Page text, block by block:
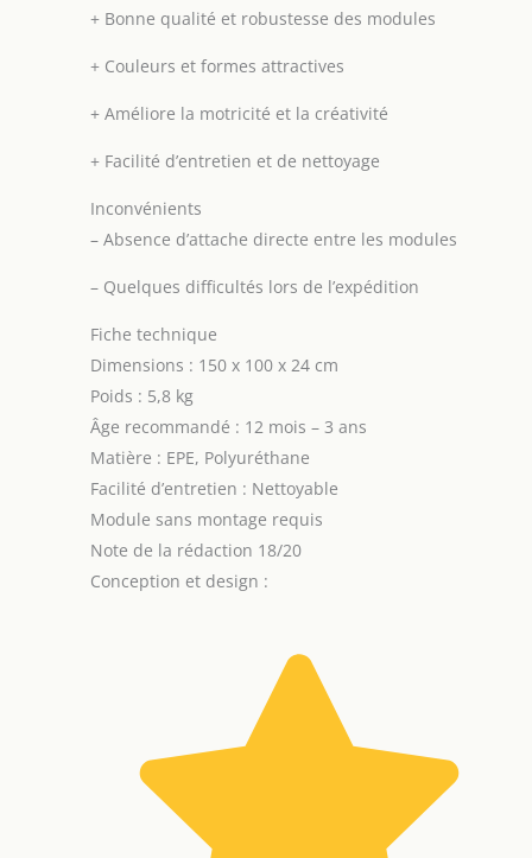
recommandée : 60
EN71-1-2-3. Aucun
assemblage requis.
+ Bonne qualité et robustesse des modules
+ Couleurs et formes attractives
+ Améliore la motricité et la créativité
+ Facilité d’entretien et de nettoyage
Inconvénients
– Absence d’attache directe entre les modules
– Quelques difficultés lors de l’expédition
Fiche technique
Dimensions : 150 x 100 x 24 cm
Poids : 5,8 kg
Âge recommandé : 12 mois – 3 ans
Matière : EPE, Polyuréthane
Facilité d’entretien : Nettoyable
Module sans montage requis
Note de la rédaction 18/20
Conception et design :